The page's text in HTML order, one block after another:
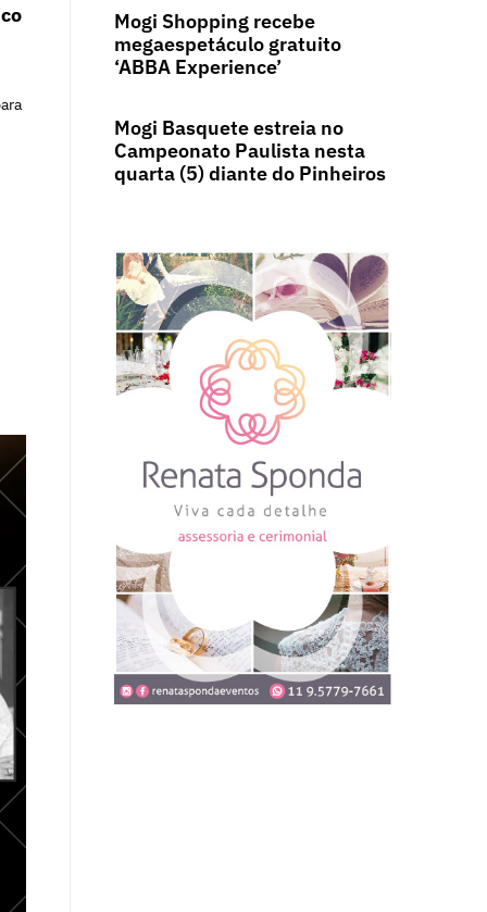
Mogi Shopping recebe
megaespetáculo gratuito
‘ABBA Experience’
Mogi Basquete estreia no
Campeonato Paulista nesta
quarta (5) diante do Pinheiros